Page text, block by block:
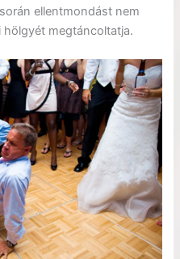
ellentmondást nem
megtáncoltatja.